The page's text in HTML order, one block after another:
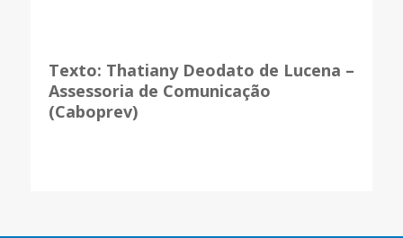
Texto: Thatiany Deodato de Lucena –
Assessoria de Comunicação
(Caboprev)